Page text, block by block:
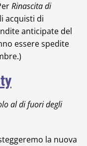
Rinascita di
acquisti di
anticipate del
essere spedite
al di fuori degli
la nuova